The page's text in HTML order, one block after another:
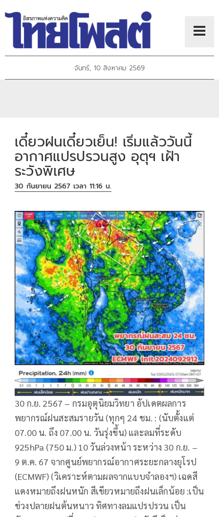
จันทร์, 10 สิงหาคม 2569
เดี๋ยวฝนเดี๋ยวเย็น! เริ่มแล้ววันนี้
อากาศแปรปรวนสูง อุตุฯ เฝ้า
ระวังพิเศษ
30 กันยายน 2567 เวลา 11:16 น.
30 ก.ย. 2567 – กรมอุตุนิยมวิทยา อัปเดตผลการ
พยากรณ์ฝนสะสมรายวัน (ทุกๆ 24 ชม. : (นับตั้งแต่
07.00 น. ถึง 07.00 น. วันรุ่งขึ้น) และลมที่ระดับ
925hPa (750 ม.) 10 วันล่วงหน้า ระหว่าง 30 ก.ย. –
9 ต.ค. 67 จากศูนย์พยากรณ์อากาศระยะกลางยุโรป
(ECMWF) (วิเคราะห์ตามผลจากแบบจำลองฯ) เฉดสี
แดงหมายถึงฝนหนัก สีเขียวหมายถึงฝนเล็กน้อย :เป็น
ช่วงปลายฝนต้นหนาว ทิศทางลมแปรปรวน เป็น